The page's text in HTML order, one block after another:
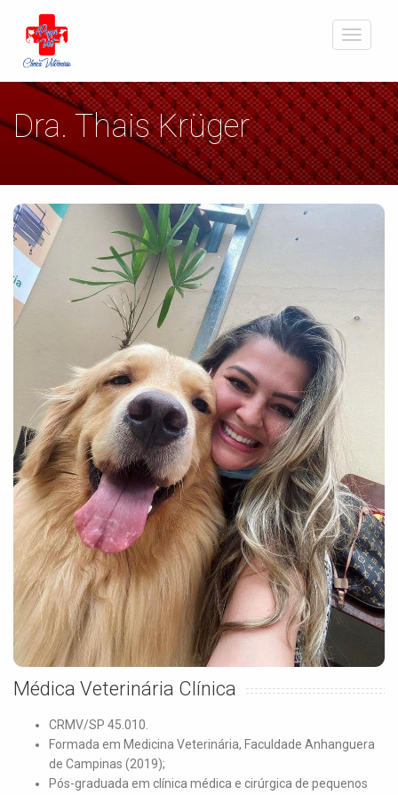
Toggle
Dra. Thais Krüger
Médica Veterinária Clínica
CRMV/SP 45.010.
Formada em Medicina Veterinária, Faculdade Anhanguera
de Campinas (2019);
Pós-graduada em clínica médica e cirúrgica de pequenos